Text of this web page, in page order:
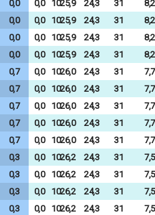
0,0 0,0 1025,9 24,3 31
8,2
0,0 0,0 1025,9 24,3 31
8,2
0,0 0,0 1025,9 24,3 31
8,2
0,0 0,0 1025,9 24,3 31
8,2
0,7 0,0 1026,0 24,3 31
7,7
0,7 0,0 1026,0 24,3 31
7,7
0,7 0,0 1026,0 24,3 31
7,7
0,7 0,0 1026,0 24,3 31
7,7
0,7 0,0 1026,0 24,3 31
7,7
0,3 0,0 1026,2 24,3 31
7,5
0,3 0,0 1026,2 24,3 31
7,5
0,3 0,0 1026,2 24,3 31
7,5
0,3 0,0 1026,2 24,3 31
7,5